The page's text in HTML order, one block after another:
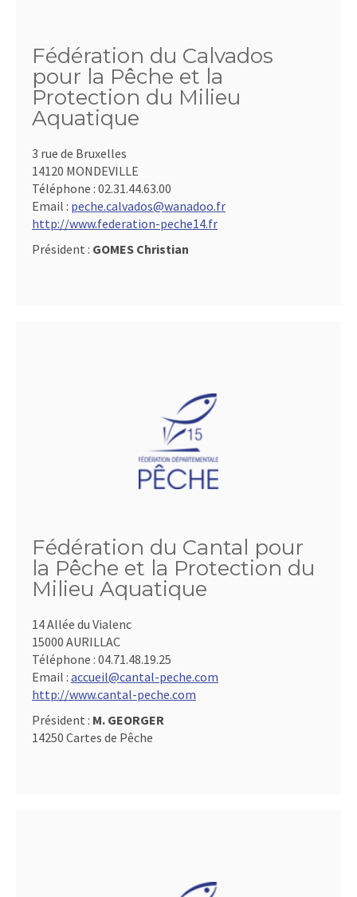
Fédération du Calvados
pour la Pêche et la
Protection du Milieu
Aquatique
3 rue de Bruxelles
14120 MONDEVILLE
Téléphone : 02.31.44.63.00
Email : peche.calvados@wanadoo.fr
http://www.federation-peche14.fr
Président : GOMES Christian
Fédération du Cantal pour
la Pêche et la Protection du
Milieu Aquatique
14 Allée du Vialenc
15000 AURILLAC
Téléphone : 04.71.48.19.25
Email : accueil@cantal-peche.com
http://www.cantal-peche.com
Président : M. GEORGER
14250 Cartes de Pêche